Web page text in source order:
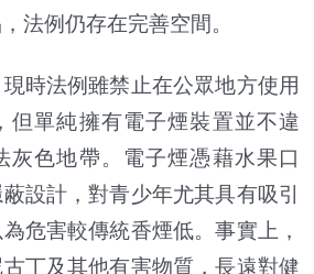
法例仍存在完善空間。
時法例雖禁止在公眾地方使用
但單純擁有電子煙裝置並不違
灰色地帶。電子煙憑藉水果口
設計，對青少年尤其具有吸引
危害較傳統香煙低。事實上，
丁及其他有害物質，長遠對健